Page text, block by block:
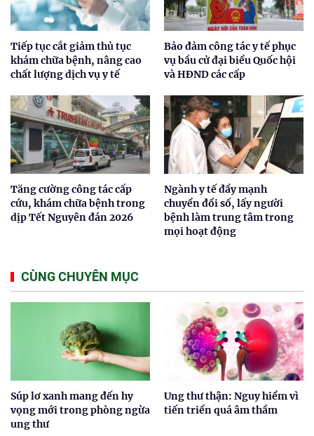
Tiếp tục cắt giảm thủ tục
khám chữa bệnh, nâng cao
chất lượng dịch vụ y tế
Bảo đảm công tác y tế phục
vụ bầu cử đại biểu Quốc hội
và HĐND các cấp
Tăng cường công tác cấp
cứu, khám chữa bệnh trong
dịp Tết Nguyên đán 2026
Ngành y tế đẩy mạnh
chuyển đổi số, lấy người
bệnh làm trung tâm trong
mọi hoạt động
CÙNG CHUYÊN MỤC
Súp lơ xanh mang đến hy
vọng mới trong phòng ngừa
ung thư
Ung thư thận: Nguy hiểm vì
tiến triển quá âm thầm